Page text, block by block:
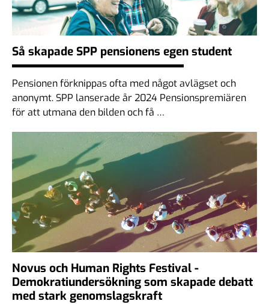
Så skapade SPP pensionens egen student
Pensionen förknippas ofta med något avlägset och
anonymt. SPP lanserade år 2024 Pensionspremiären
för att utmana den bilden och få …
Novus och Human Rights Festival -
Demokratiundersökning som skapade debatt
med stark genomslagskraft